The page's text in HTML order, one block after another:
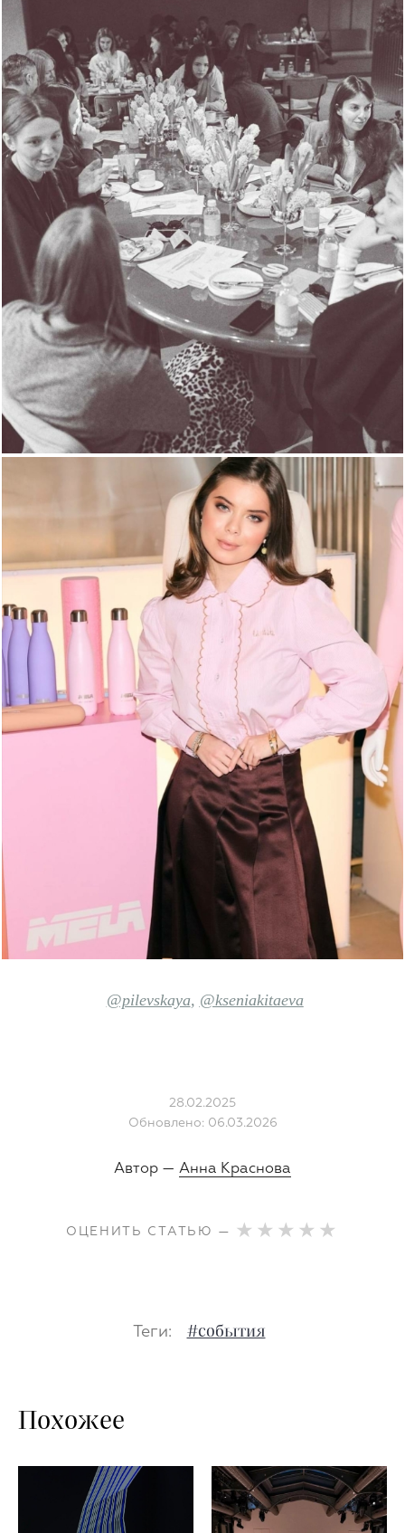
@pilevskaya, @kseniakitaeva
28.02.2025
Обновлено: 06.03.2026
Автор — Анна Краснова
ОЦЕНИТЬ СТАТЬЮ —
Теги: #события
Похожее